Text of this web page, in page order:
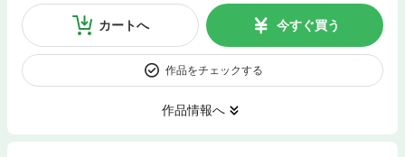
カートへ 今すぐ買う
作品をチェックする
作品情報へ